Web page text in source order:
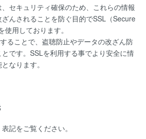
セキュリティ確保のため、これらの情報
んされることを防ぐ目的でSSL（Secure
用しております。
ることで、盗聴防止やデータの改ざん防
です。SSLを利用する事でより安全に情
なります。
記をご覧ください。